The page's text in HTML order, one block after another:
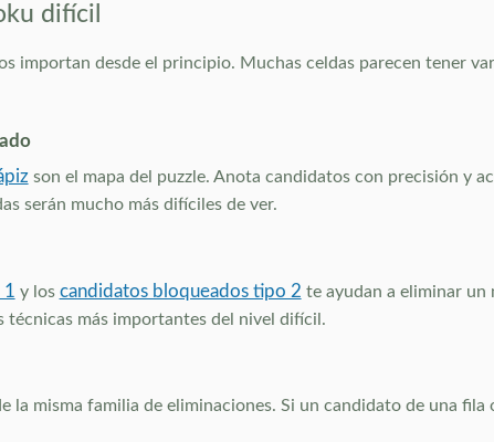
difícil
importan desde el principio. Muchas celdas parecen tener
son el mapa del puzzle. Anota candidatos con precisión y
serán mucho más difíciles de ver.
1 y los candidatos bloqueados tipo 2 te ayudan a eliminar un
técnicas más importantes del nivel difícil.
la misma familia de eliminaciones. Si un candidato de una